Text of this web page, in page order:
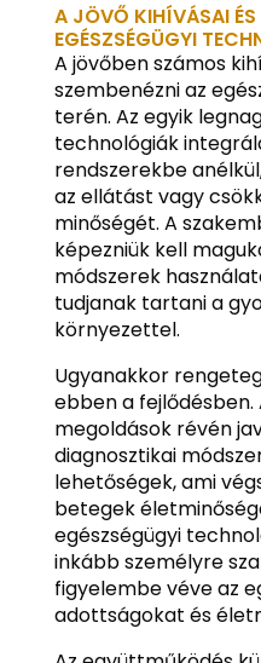
A JÖVŐ KIHÍVÁSAI ÉS
EGÉSZSÉGÜGYI
A jövőben számos
szembenézni az
terén. Az egyik
technológiák
rendszerekbe
az ellátást vagy
minőségét. A
képezniük kell
módszerek
tudjanak tartani a
környezettel.
Ugyanakkor
ebben a fejlődésben.
megoldások révén
diagnosztikai
lehetőségek, ami
betegek
egészségügyi
inkább személyre
figyelembe véve az
adottságokat és